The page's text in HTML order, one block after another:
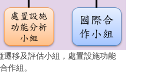
遷移及評估小組，處置設施功能
作組。